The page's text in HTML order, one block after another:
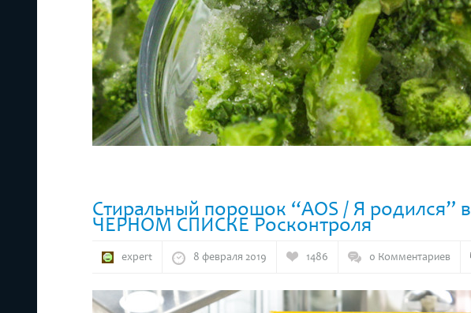
Стиральный порошок “AOS / Я родился” в
ЧЕРНОМ СПИСКЕ Росконтроля
expert 8 февраля 2019 1486 0 Комментариев